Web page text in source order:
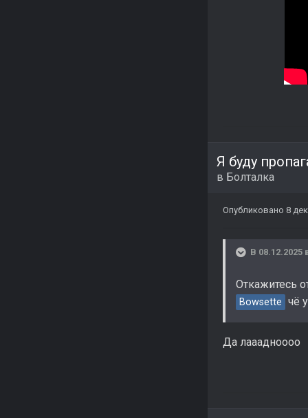
Я буду
в Болталка
Опубликовано 8
В 08.12.2025
Откажитесь
Bowsette чё
Да лааадноооо